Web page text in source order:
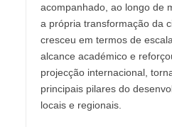
acompanhado, ao longo de
a própria transformação da
cresceu em termos de
alcance académico e
projecção internacional,
principais pilares do
locais e regionais.